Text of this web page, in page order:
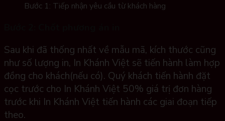
Bước 1: Tiếp nhận yêu cầu từ khách hàng
Sau khi đã thống nhất về mẫu mã, kích thước cũng
như số lượng in, In Khánh Việt sẽ tiến hành làm hợp
đồng cho khách(nếu có). Quý khách tiến hành đặt
cọc trước cho In Khánh Việt 50% giá trị đơn hàng
trước khi In Khánh Việt tiến hành các giai đoạn tiếp
theo.